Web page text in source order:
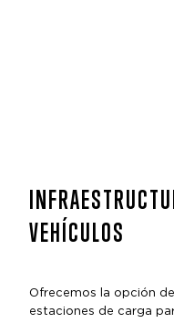
VEHÍCULOS
Ofrecemos la opción
estaciones de carga